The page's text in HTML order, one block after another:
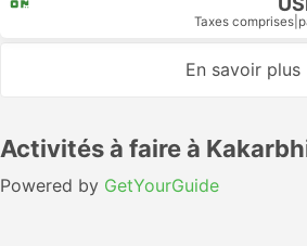
Taxes comprises
En savoir plus
Activités à faire à
Powered by GetYourGuide